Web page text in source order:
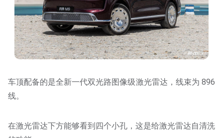
车顶配备的是全新一代双光路图像级激光雷达，线束为 896
线。
在激光雷达下方能够看到四个小孔，这是给激光雷达自清洗